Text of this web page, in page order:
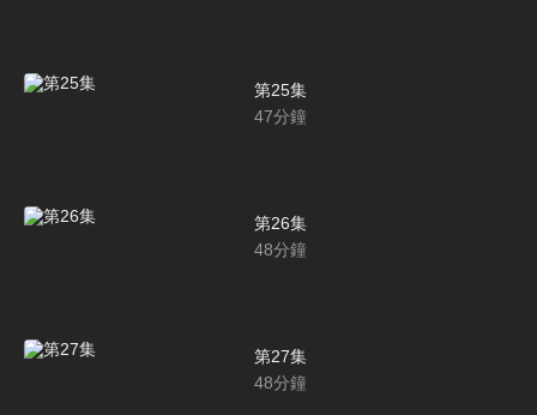
第25集
47分鐘
第26集
48分鐘
第27集
48分鐘